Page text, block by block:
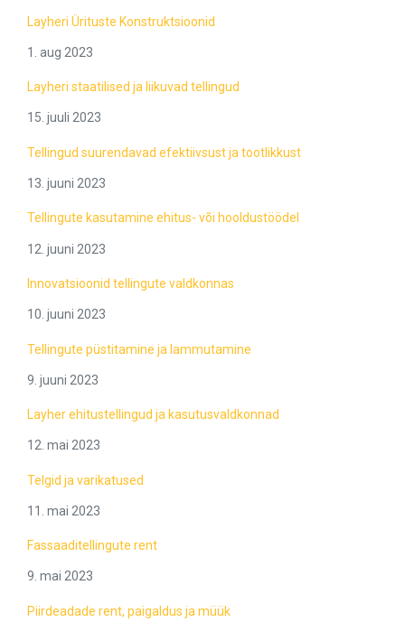
Layheri Ürituste Konstruktsioonid
1. aug 2023
Layheri staatilised ja liikuvad tellingud
15. juuli 2023
Tellingud suurendavad efektiivsust ja tootlikkust
13. juuni 2023
Tellingute kasutamine ehitus- või hooldustöödel
12. juuni 2023
Innovatsioonid tellingute valdkonnas
10. juuni 2023
Tellingute püstitamine ja lammutamine
9. juuni 2023
Layher ehitustellingud ja kasutusvaldkonnad
12. mai 2023
Telgid ja varikatused
11. mai 2023
Fassaaditellingute rent
9. mai 2023
Piirdeadade rent, paigaldus ja müük